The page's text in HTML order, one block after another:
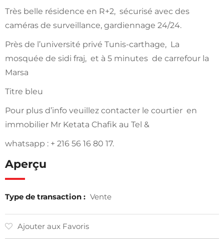
Très belle résidence en R+2, sécurisé avec des
caméras de surveillance, gardiennage 24/24.
Près de l’université privé Tunis-carthage, La
mosquée de sidi fraj, et à 5 minutes de carrefour la
Marsa
Titre bleu
Pour plus d’info veuillez contacter le courtier en
immobilier Mr Ketata Chafik au Tel &
whatsapp : + 216 56 16 80 17.
Aperçu
Type de transaction : Vente
Ajouter aux Favoris